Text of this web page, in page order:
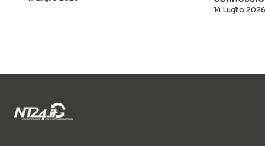
14 Luglio 2026